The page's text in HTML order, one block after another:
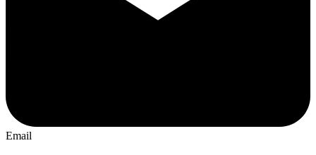
Email